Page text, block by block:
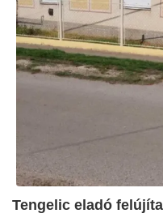
Tengelic eladó